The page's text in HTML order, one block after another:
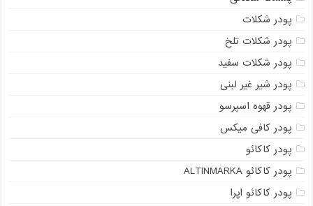
پودر شکلات
پودر شکلات تلخ
پودر شکلات سفید
پودر شیر غیر لبنی
پودر قهوه اسپرسو
پودر کافی میکس
پودر کاکائو
پودر کاکائو ALTINMARKA
پودر کاکائو اپرا